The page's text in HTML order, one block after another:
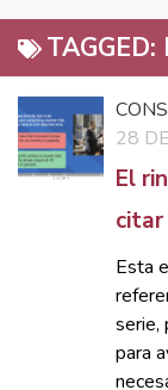
TAGGED:
28
El
Esta
serie,
para